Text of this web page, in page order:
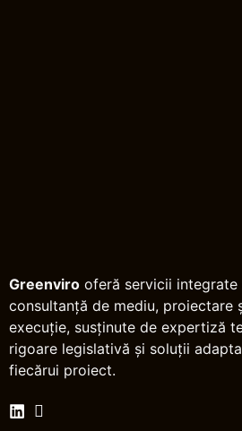
Greenviro oferă servicii integrate
consultanță de mediu, proiectare
execuție, susținute de expertiză
rigoare legislativă și soluții
fiecărui proiect.